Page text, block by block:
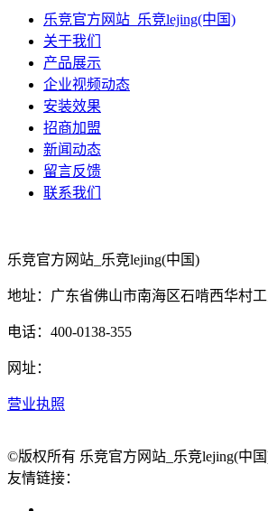
乐竞官方网站_乐竞lejing(中国)
关于我们
产品展示
企业视频动态
安装效果
招商加盟
新闻动态
留言反馈
联系我们
乐竞官方网站_乐竞lejing(中国)
地址：广东省佛山市南海区石啃西华村
电话：400-0138-355
网址：
营业执照
©版权所有 乐竞官方网站_乐竞lejing(中国
友情链接：